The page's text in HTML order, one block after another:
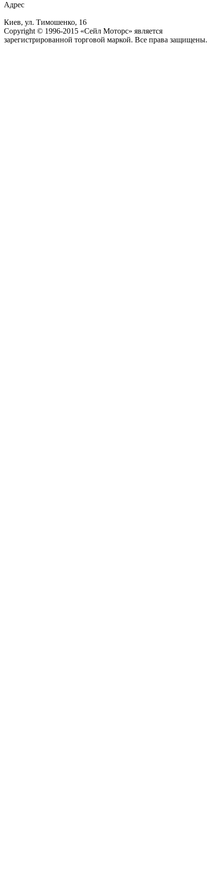
Адрес
Киев, ул. Тимошенко, 16
Copyright © 1996-2015 «Сейл Моторс» является
зарегистрированной торговой маркой. Все права защищены.